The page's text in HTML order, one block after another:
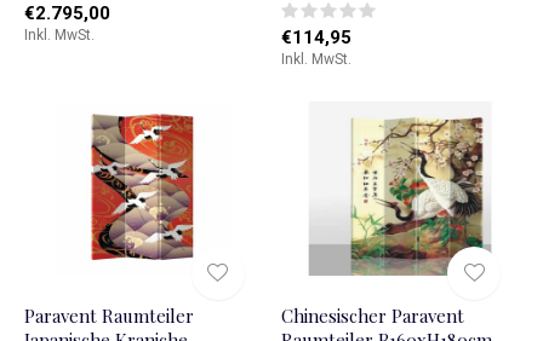
€2.795,00
Inkl. MwSt. €114,95
Inkl. MwSt.
Paravent Raumteiler
Chinesischer Paravent